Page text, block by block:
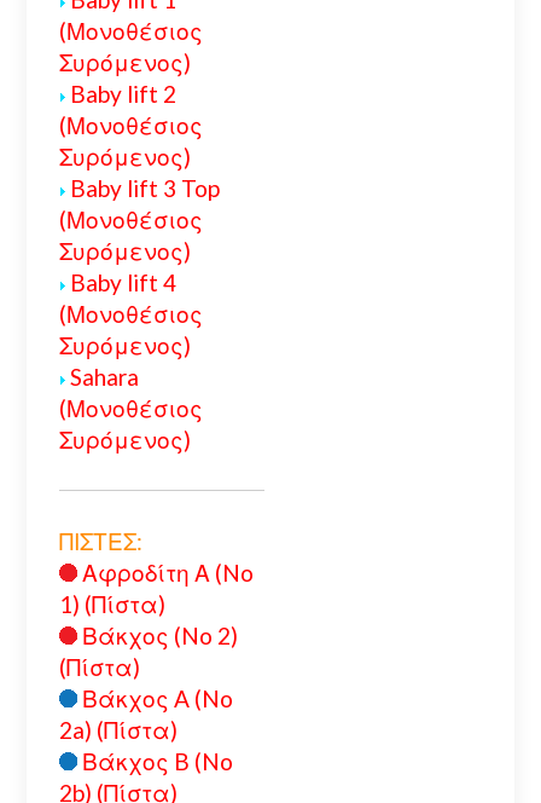
(Μονοθέσιος
Συρόμενος)
Baby lift 2
(Μονοθέσιος
Συρόμενος)
Baby lift 3 Top
(Μονοθέσιος
Συρόμενος)
Baby lift 4
(Μονοθέσιος
Συρόμενος)
Sahara
(Μονοθέσιος
Συρόμενος)
ΠΙΣΤΕΣ:
Αφροδίτη Α (No
1) (Πίστα)
Βάκχος (No 2)
(Πίστα)
Βάκχος A (No
2a) (Πίστα)
Βάκχος B (No
2b) (Πίστα)